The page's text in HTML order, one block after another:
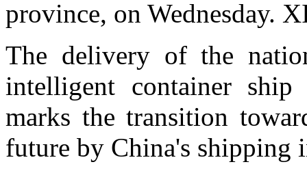
province, on Wednesday.
The delivery of the
intelligent container
marks the transition
future by China's shipping